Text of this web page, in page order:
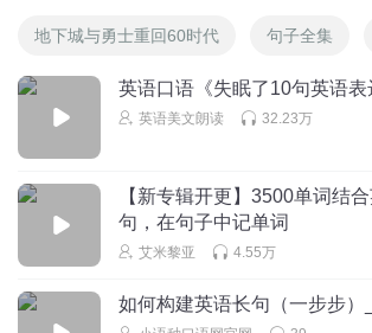
地下城与勇士重回60时代 句子全集
英语口语《失眠了10句英语表
英语美文朗读 32.23万
【新专辑开更】3500单词结
句，在句子中记单词
艾米黎亚 4.55万
如何构建英语长句（一步步）